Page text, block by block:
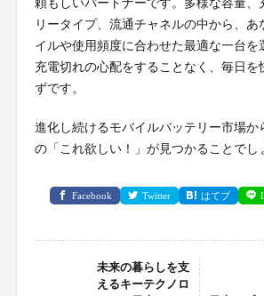
頼もしいパートナーです。多様な容量、
リータイプ、流通チャネルの中から、あ
イルや使用頻度に合わせた最適な一台を
充電切れの心配をすることなく、毎日を
ずです。
進化し続けるモバイルバッテリー市場か
の「これ欲しい！」が見つかることでし
Facebook Twitter はてブ
未来の暮らしを支
えるキーテクノロ